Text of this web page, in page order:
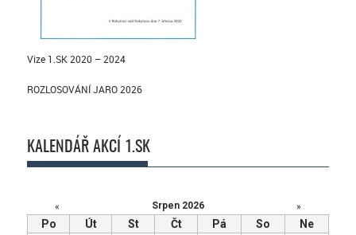
Vize 1.SK 2020 – 2024
ROZLOSOVÁNÍ JARO 2026
KALENDÁŘ AKCÍ 1.SK
« Srpen 2026
»
Po
Út St Čt Pá So
Ne